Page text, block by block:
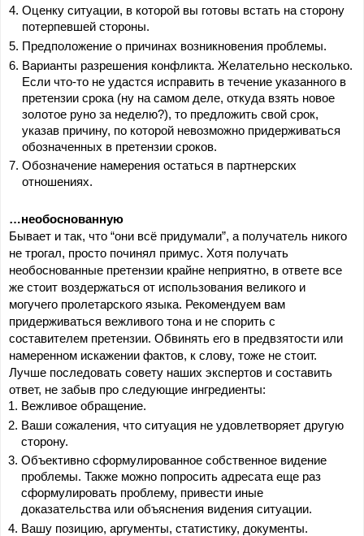
Оценку ситуации, в которой вы готовы встать на сторону
потерпевшей стороны.
Предположение о причинах возникновения проблемы.
Варианты разрешения конфликта. Желательно несколько.
Если что-то не удастся исправить в течение указанного в
претензии срока (ну на самом деле, откуда взять новое
золотое руно за неделю?), то предложить свой срок,
указав причину, по которой невозможно придерживаться
обозначенных в претензии сроков.
Обозначение намерения остаться в партнерских
отношениях.
…необоснованную
Бывает и так, что “они всё придумали”, а получатель никого
не трогал, просто починял примус. Хотя получать
необоснованные претензии крайне неприятно, в ответе все
же стоит воздержаться от использования великого и
могучего пролетарского языка. Рекомендуем вам
придерживаться вежливого тона и не спорить с
составителем претензии. Обвинять его в предвзятости или
намеренном искажении фактов, к слову, тоже не стоит.
Лучше последовать совету наших экспертов и составить
ответ, не забыв про следующие ингредиенты:
Вежливое обращение.
Ваши сожаления, что ситуация не удовлетворяет другую
сторону.
Объективно сформулированное собственное видение
проблемы. Также можно попросить адресата еще раз
сформулировать проблему, привести иные
доказательства или объяснения видения ситуации.
Вашу позицию, аргументы, статистику, документы.